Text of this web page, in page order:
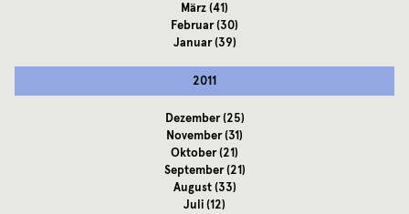
März(41)
Februar(30)
Januar(39)
2011
Dezember(25)
November(31)
Oktober(21)
September(21)
August(33)
Juli(12)